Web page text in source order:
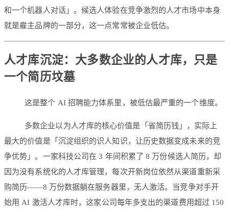
和一个机器人对话」。候选人体验在竞争激烈的人才市场中本身
就是雇主品牌的一部分，这一点常常被企业低估。
人才库沉淀：大多数企业的人才库，只是
一个简历坟墓
这是整个 AI 招聘能力体系里，被低估最严重的一个维度。
多数企业以为人才库的核心价值是「省简历钱」，实际上
最大的价值是「沉淀组织的识人知识，让历史数据变成未来的竞
争优势」。一家科技公司在 3 年间积累了 8 万份候选人简历，却
因为没有系统化的人才库管理，每次开新岗位依然从渠道重新采
购简历——8 万份数据躺在服务器里，无人激活。当竞争对手开
始用 AI 激活人才库时，这家公司每年多支出的渠道费用超过 150